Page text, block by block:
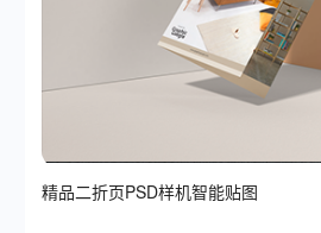
精品二折页PSD样机智能贴图